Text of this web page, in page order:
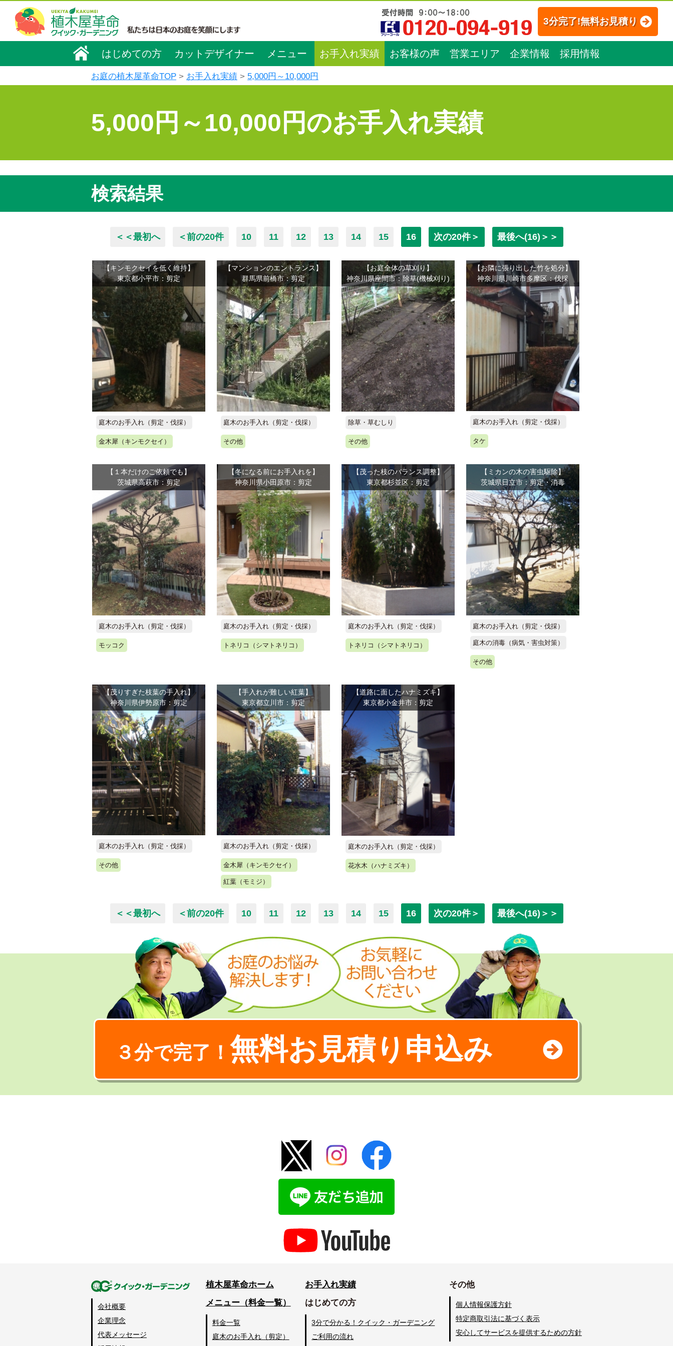
3分完了!無料お見積り
はじめての方 カットデザイナー メニュー お手入れ実績 お客様の声 営業エリア 企業情報 採用情報
お庭の植木屋革命TOP お手入れ実績 5,000円～10,000円
5,000円～10,000円のお手入れ実績
検索結果
＜＜最初へ ＜前の20件 10 11 12 13 14 15 16 次の20件＞ 最後へ(16)＞＞
【キンモクセイを低く維持】
東京都小平市：剪定
庭木のお手入れ（剪定・伐採）
金木犀（キンモクセイ）
【マンションのエントランス】
群馬県前橋市：剪定
庭木のお手入れ（剪定・伐採）
その他
【お庭全体の草刈り】
神奈川県座間市：除草(機械刈り)
除草・草むしり
その他
【お隣に張り出した竹を処分】
神奈川県川崎市多摩区：伐採
庭木のお手入れ（剪定・伐採）
タケ
【１本だけのご依頼でも】
茨城県高萩市：剪定
庭木のお手入れ（剪定・伐採）
モッコク
【冬になる前にお手入れを】
神奈川県小田原市：剪定
庭木のお手入れ（剪定・伐採）
トネリコ（シマトネリコ）
【茂った枝のバランス調整】
東京都杉並区：剪定
庭木のお手入れ（剪定・伐採）
トネリコ（シマトネリコ）
【ミカンの木の害虫駆除】
茨城県日立市：剪定・消毒
庭木のお手入れ（剪定・伐採）
庭木の消毒（病気・害虫対策）
その他
【茂りすぎた枝葉の手入れ】
神奈川県伊勢原市：剪定
庭木のお手入れ（剪定・伐採）
その他
【手入れが難しい紅葉】
東京都立川市：剪定
庭木のお手入れ（剪定・伐採）
金木犀（キンモクセイ）
紅葉（モミジ）
【道路に面したハナミズキ】
東京都小金井市：剪定
庭木のお手入れ（剪定・伐採）
花水木（ハナミズキ）
＜＜最初へ ＜前の20件 10 11 12 13 14 15 16 次の20件＞ 最後へ(16)＞＞
３分で完了！ 無料お見積り申込み
会社概要
企業理念
代表メッセージ
植木屋革命ホーム
メニュー（料金一覧）
料金一覧
庭木のお手入れ（剪定）
お手入れ実績
はじめての方
3分で分かる！クイック・ガーデニング
ご利用の流れ
その他
個人情報保護方針
特定商取引法に基づく表示
安心してサービスを提供するための方針